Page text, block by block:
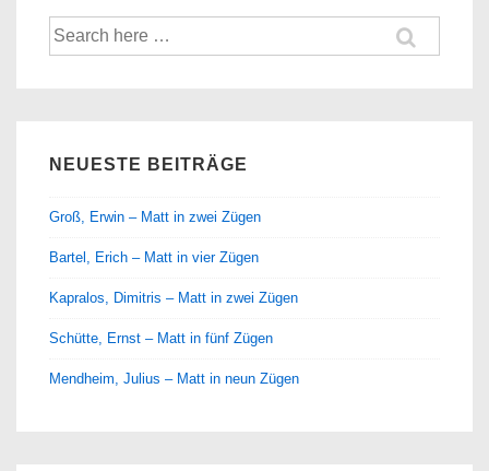
Suche
nach:
NEUESTE BEITRÄGE
Groß, Erwin – Matt in zwei Zügen
Bartel, Erich – Matt in vier Zügen
Kapralos, Dimitris – Matt in zwei Zügen
Schütte, Ernst – Matt in fünf Zügen
Mendheim, Julius – Matt in neun Zügen